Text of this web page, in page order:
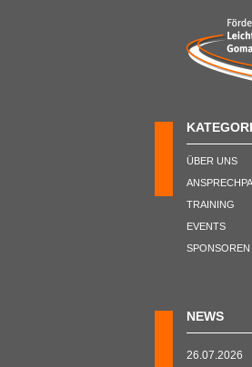
ÜBER UNS
TRAINING
EVENTS
SPONSOREN
NEWS
26.07.2026